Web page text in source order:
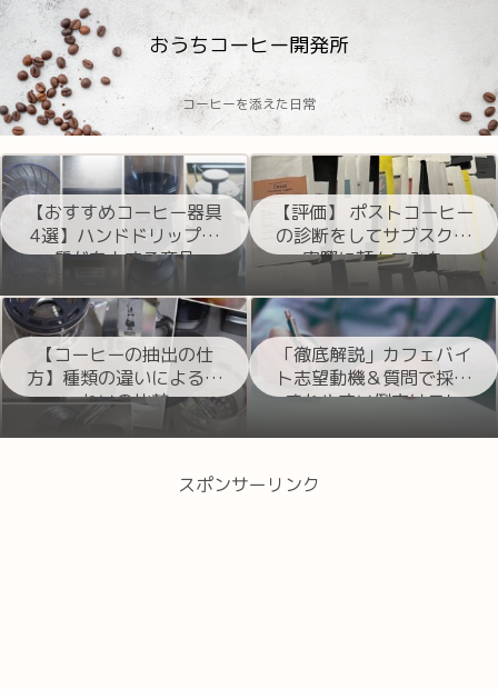
おうちコーヒー開発所
コーヒーを添えた日常
【おすすめコーヒー器具
4選】ハンドドリップの
質が向上する商品
【評価】 ポストコーヒー
の診断をしてサブスクを
実際に頼んでみた
【コーヒーの抽出の仕
方】種類の違いによる味
わいの比較
「徹底解説」カフェバイ
ト志望動機＆質問で採用
されやすい例文はコレ
スポンサーリンク